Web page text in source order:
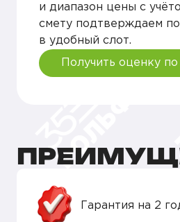
Покраска деталей кузова
Покраска царапин
и диапазон цены с
смету подтверждаем
в удобный слот.
Получить оценку
Гарантия на 2